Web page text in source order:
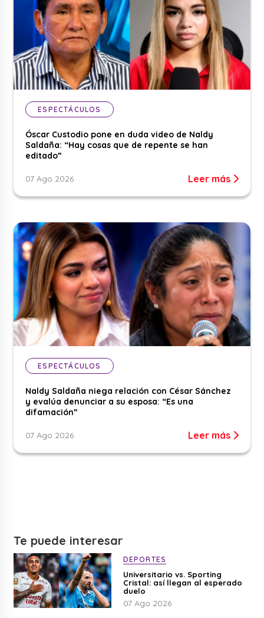
ESPECTÁCULOS
Óscar Custodio pone en duda video de Naldy
Saldaña: “Hay cosas que de repente se han
editado”
07 Ago 2026 Leer más
ESPECTÁCULOS
Naldy Saldaña niega relación con César Sánchez
y evalúa denunciar a su esposa: “Es una
difamación”
07 Ago 2026 Leer más
Te puede interesar
DEPORTES
Universitario vs. Sporting
Cristal: así llegan al esperado
duelo
07 Ago 2026